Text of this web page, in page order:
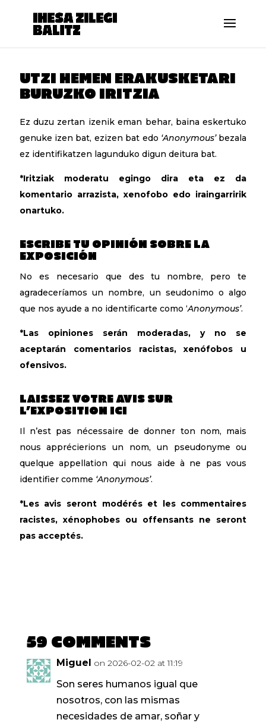
UTZI HEMEN ERAKUSKETARI
BURUZKO IRITZIA
Ez duzu zertan izenik eman behar, baina eskertuko
genuke izen bat, ezizen bat edo ‘Anonymous’bezala
ez identifikatzen lagunduko digun deitura bat.
*Iritziak moderatu egingo dira eta ez da
komentario arrazista, xenofobo edo iraingarririk
onartuko.
ESCRIBE TU OPINIÓN SOBRE LA
EXPOSICIÓN
No es necesario que des tu nombre, pero te
agradeceríamos un nombre, un seudonimo o algo
que nos ayude a no identificarte como ‘Anonymous’.
*Las opiniones serán moderadas, y no se
aceptarán comentarios racistas, xenófobos u
ofensivos.
LAISSEZ VOTRE AVIS SUR
L’EXPOSITION ICI
Il n’est pas nécessaire de donner ton nom, mais
nous apprécierions un nom, un pseudonyme ou
quelque appellation qui nous aide à ne pas vous
identifier comme ‘Anonymous’.
*Les avis seront modérés et les commentaires
racistes, xénophobes ou offensants ne seront
pas acceptés.
59 Comments
Miguel on 2026-02-02 at 11:19
Son seres humanos igual que
nosotros, con las mismas
necesidades de amar, soñar y